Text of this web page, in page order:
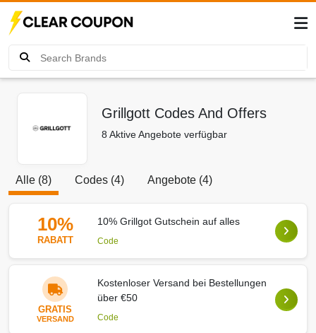
Grillgott Codes And Offers
8 Aktive Angebote verfügbar
Alle (8) Codes (4) Angebote (4)
10%
RABATT
10% Grillgot Gutschein auf alles
Code
GRATIS
VERSAND
Kostenloser Versand bei Bestellungen
über €50
Code